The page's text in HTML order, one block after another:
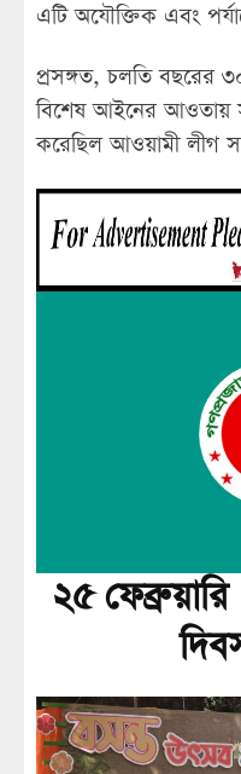
এটি অযৌক্তিক এবং
প্রসঙ্গত, চলতি বছরের
বিশেষ আইনের আওতায়
করেছিল আওয়ামী লীগ
২৫